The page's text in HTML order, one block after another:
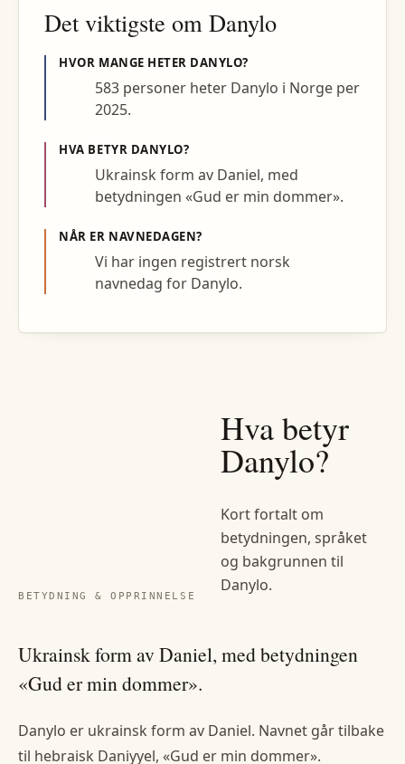
Det viktigste om Danylo
HVOR MANGE HETER DANYLO?
583 personer heter Danylo i Norge per
2025.
HVA BETYR DANYLO?
Ukrainsk form av Daniel, med
betydningen «Gud er min dommer».
NÅR ER NAVNEDAGEN?
Vi har ingen registrert norsk
navnedag for Danylo.
BETYDNING & OPPRINNELSE
Hva betyr
Danylo?
Kort fortalt om
betydningen, språket
og bakgrunnen til
Danylo.
Ukrainsk form av Daniel, med betydningen
«Gud er min dommer».
Danylo er ukrainsk form av Daniel. Navnet går tilbake
til hebraisk Daniyyel, «Gud er min dommer».